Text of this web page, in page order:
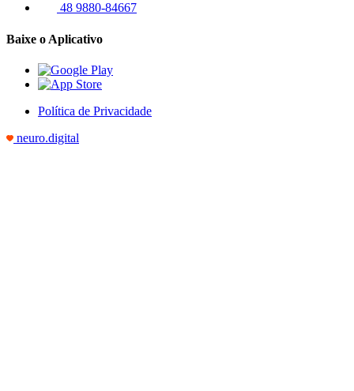
48 9880-84667
Baixe o Aplicativo
Política de Privacidade
neuro.digital